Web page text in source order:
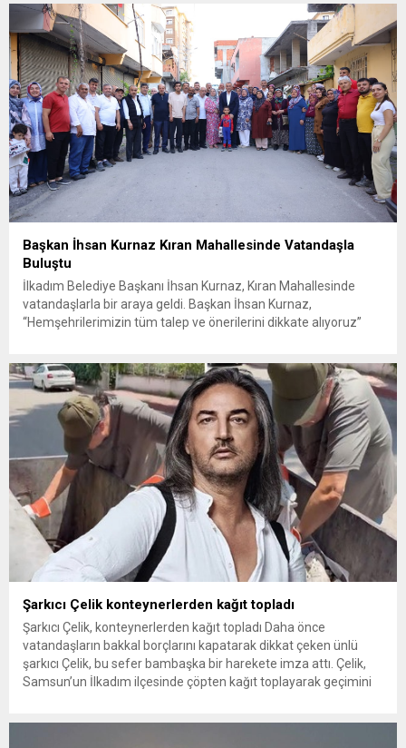
ilçesine...
Başkan İhsan Kurnaz Kıran Mahallesinde Vatandaşla
Buluştu
İlkadım Belediye Başkanı İhsan Kurnaz, Kıran Mahallesinde
vatandaşlarla bir araya geldi. Başkan İhsan Kurnaz,
“Hemşehrilerimizin tüm talep ve önerilerini dikkate alıyoruz”
sohbet eden, onların talep ve önerileri dinleyen Başkan İhsan
Kurnaz, gelen taleplerin çözümü için...
Şarkıcı Çelik konteynerlerden kağıt topladı
Şarkıcı Çelik, konteynerlerden kağıt topladı Daha önce
vatandaşların bakkal borçlarını kapatarak dikkat çeken ünlü
şarkıcı Çelik, bu sefer bambaşka bir harekete imza attı. Çelik,
Samsun’un İlkadım ilçesinde çöpten kağıt toplayarak geçimini